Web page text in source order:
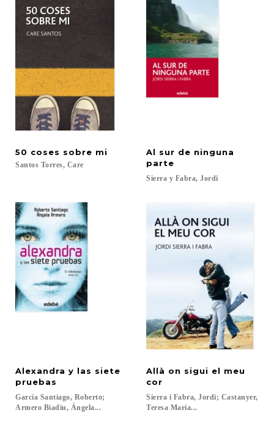
50 coses sobre mi
Santos Torres, Care
Al sur de ninguna
parte
Sierra y Fabra, Jordi
Alexandra y las siete
pruebas
García Santiago, Roberto;
Armero Biadiu, Ángela...
Allà on sigui el meu
cor
Sierra i Fabra, Jordi; Castanyer,
Teresa María...